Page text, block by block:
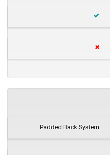
Padded Back-System